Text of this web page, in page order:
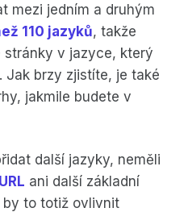
mezi jedním a druhým
110 jazyků, takže
v jazyce, který
Jak brzy zjistíte, je také
jakmile budete v
další jazyky, neměli
ani další základní
by to totiž ovlivnit